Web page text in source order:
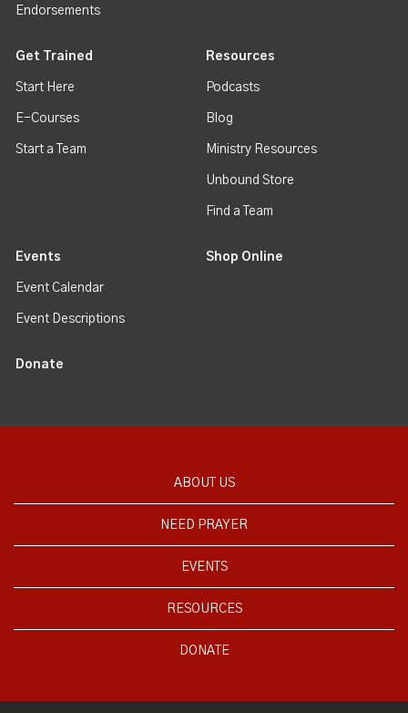
Endorsements
Get Trained
Start Here
E-Courses
Start a Team
Resources
Podcasts
Blog
Ministry Resources
Unbound Store
Find a Team
Events
Event Calendar
Event Descriptions
Shop Online
Donate
ABOUT US
NEED PRAYER
EVENTS
RESOURCES
DONATE